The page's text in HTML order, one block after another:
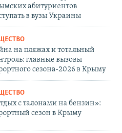
абитуриентов
в вузы Украины
на пляжах и тотальный
главные вызовы
сезона-2026 в Крыму
с талонами на бензин»:
сезон в Крыму